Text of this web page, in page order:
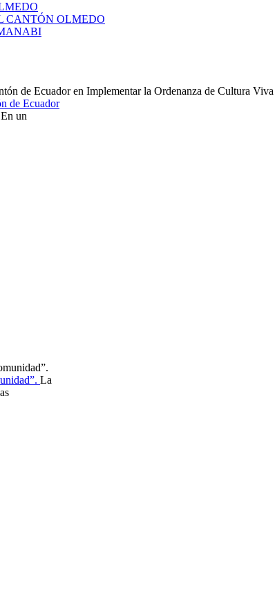
CANTÓN OLMEDO
de Ecuador
En un
La